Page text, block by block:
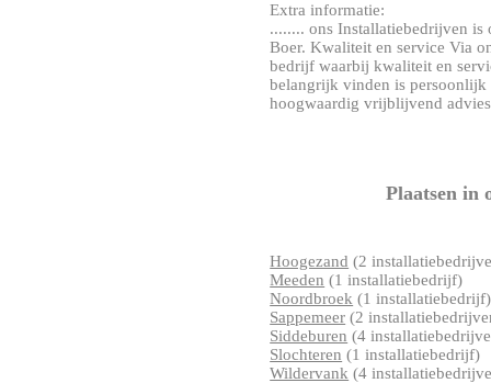
Extra informatie:
........ ons Installatiebedrijven
Boer. Kwaliteit en service Via
bedrijf waarbij kwaliteit en
belangrijk vinden is
hoogwaardig vrijblijvend
Plaatsen in
Hoogezand (2
Meeden (1 installatiebedrijf)
Noordbroek (1 installatiebedrijf)
Sappemeer (2
Siddeburen (4
Slochteren (1 installatiebedrijf)
Wildervank (4